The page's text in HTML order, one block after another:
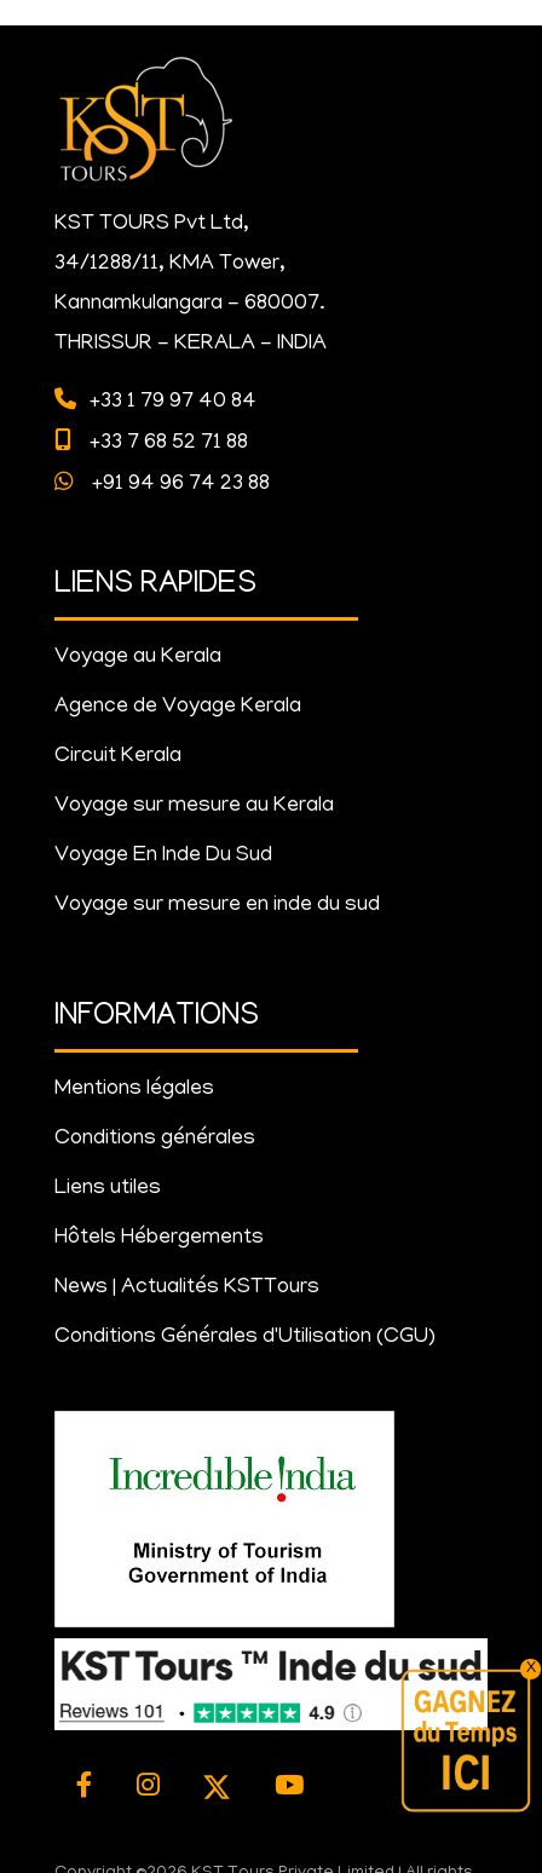
X
KST TOURS Pvt Ltd,
34/1288/11, KMA Tower,
Kannamkulangara - 680007.
THRISSUR - KERALA - INDIA
+33 1 79 97 40 84
+33 7 68 52 71 88
+91 94 96 74 23 88
LIENS RAPIDES
Voyage au Kerala
Agence de Voyage Kerala
Circuit Kerala
Voyage sur mesure au Kerala
Voyage En Inde Du Sud
Voyage sur mesure en inde du sud
INFORMATIONS
Mentions légales
Conditions générales
Liens utiles
Hôtels Hébergements
News | Actualités KSTTours
Conditions Générales d'Utilisation (CGU)